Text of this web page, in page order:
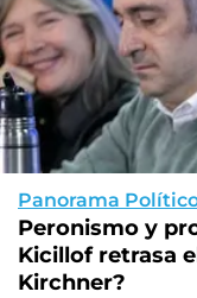
Panorama
Peronismo y
Kicillof retrasa
Kirchner?